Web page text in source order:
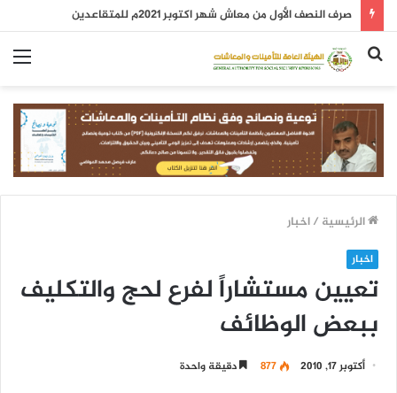
صرف النصف الأول من معاش شهر اكتوبر 2021م للمتقاعدين
بحث
الرئيسية /اخبار
اخبار
تعيين مستشاراً لفرع لحج والتكليف
ببعض الوظائف
أكتوبر 17, 2010 877 دقيقة واحدة